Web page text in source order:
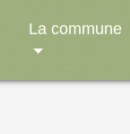
La commune